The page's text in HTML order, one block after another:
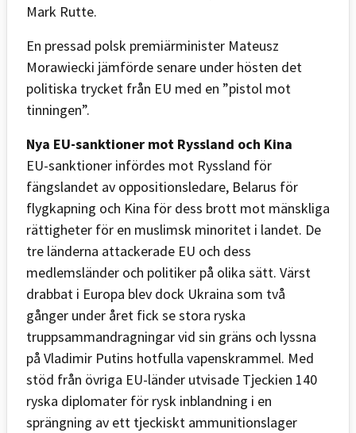
Mark Rutte.
En pressad polsk premiärminister Mateusz
Morawiecki jämförde senare under hösten det
politiska trycket från EU med en ”pistol mot
tinningen”.
Nya EU-sanktioner mot Ryssland och Kina
EU-sanktioner infördes mot Ryssland för
fängslandet av oppositionsledare, Belarus för
flygkapning och Kina för dess brott mot mänskliga
rättigheter för en muslimsk minoritet i landet. De
tre länderna attackerade EU och dess
medlemsländer och politiker på olika sätt. Värst
drabbat i Europa blev dock Ukraina som två
gånger under året fick se stora ryska
truppsammandragningar vid sin gräns och lyssna
på Vladimir Putins hotfulla vapenskrammel. Med
stöd från övriga EU-länder utvisade Tjeckien 140
ryska diplomater för rysk inblandning i en
sprängning av ett tjeckiskt ammunitionslager